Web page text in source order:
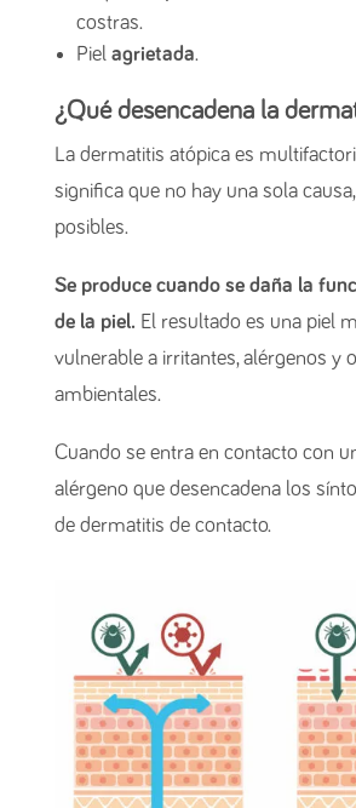
costras.
Piel agrietada.
¿Qué desencadena la
La dermatitis atópica es
significa que no hay una sola
posibles.
Se produce cuando se daña la
de la piel. El resultado es una piel
vulnerable a irritantes, alérgenos y
ambientales.
Cuando se entra en contacto con
alérgeno que desencadena los
de dermatitis de contacto.